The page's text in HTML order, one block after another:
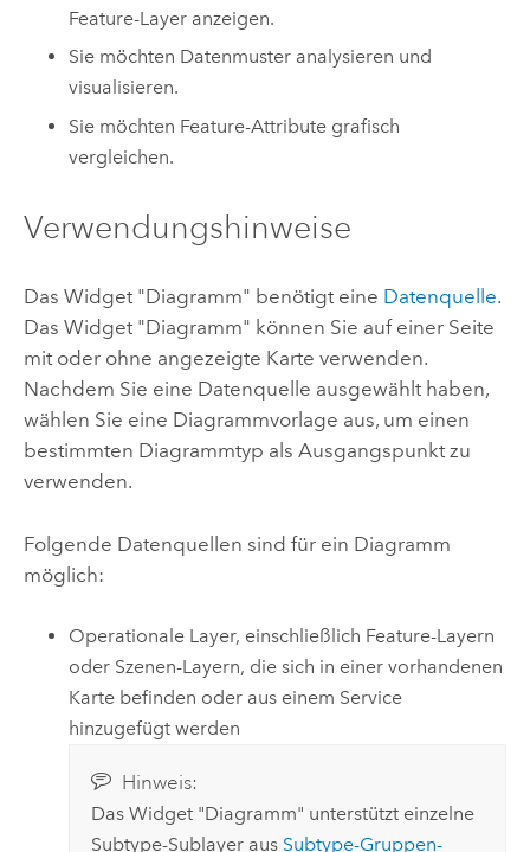
Feature-Layer anzeigen.
Sie möchten Datenmuster analysieren und
visualisieren.
Sie möchten Feature-Attribute grafisch
vergleichen.
Verwendungshinweise
Das Widget "Diagramm" benötigt eine Datenquelle.
Das Widget "Diagramm" können Sie auf einer Seite
mit oder ohne angezeigte Karte verwenden.
Nachdem Sie eine Datenquelle ausgewählt haben,
wählen Sie eine Diagrammvorlage aus, um einen
bestimmten Diagrammtyp als Ausgangspunkt zu
verwenden.
Folgende Datenquellen sind für ein Diagramm
möglich:
Operationale Layer, einschließlich Feature-Layern
oder Szenen-Layern, die sich in einer vorhandenen
Karte befinden oder aus einem Service
hinzugefügt werden
Hinweis:
Das Widget "Diagramm" unterstützt einzelne
Subtype-Sublayer aus Subtype-Gruppen-